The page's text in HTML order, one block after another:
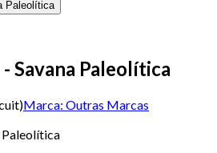
Savana Paleolítica
)Marca: Outras Marcas
Paleolítica